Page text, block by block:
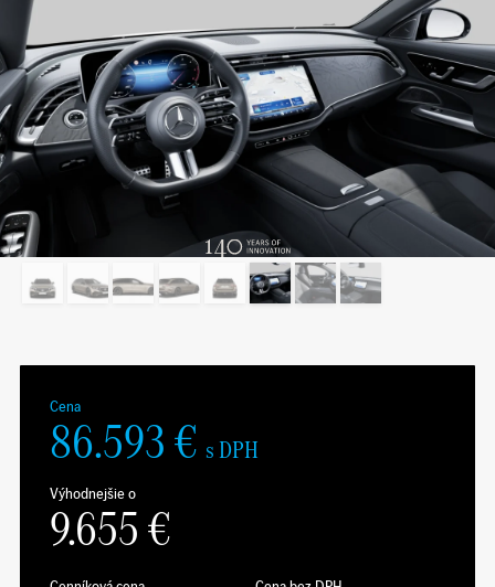
Cena
86.593€ s DPH
Výhodnejšie o
9.655€